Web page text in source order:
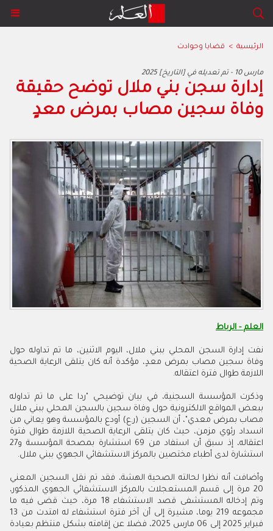
الرئيسية > قضايا وحوادث
2025 مارس 10 - تم تعديله في [التاريخ]
إدارة سجن بني ملال توضح حقيقة
وفاة سجين مصاب بمرض معدٍ
العلم - الرباط
نفت إدارة السجن المحلي ببني ملال، اليوم الاثنين، ما تم تداوله حول
وفاة سجين مصاب بمرض معدٍ، مؤكدة أنه كان يتلقى الرعاية الصحية
اللازمة طوال فترة اعتقاله.
وذكرت المؤسسة السجنية، في بيان توضيحي "ردا على ما تم تداوله
ببعض المواقع الالكترونية حول وفاة سجين بالسجن المحلي ببني ملال
مصاب بمرض معدي"، أن السجين (ر.ع) أودع بالمؤسسة وهو يعاني من
انسداد رئوي مزمن، حيث كان يتلقى الرعاية الصحية اللازمة طوال فترة
اعتقاله، إذ سبق أن استفاد من 69 استشارة بمصحة المؤسسة و27
استشارة لدى أطباء مختصين بالمركز الاستشفائي الجهوي ببني ملال.
وأضافت أنه نظرا لحالته الصحية الهشة، فقد تم نقل السجين المعني
20 مرة إلى قسم المستعجلات بالمركز الاستشفائي الجهوي المذكور،
وتم إدخاله المستشفى قصد الاستشفاء 18 مرة، حيث قضى فيه ما
مجموعه 219 يوما، مشيرة إلى أن آخر فترة استشفاء له امتدت من 13
فبراير 2025 إلى 06 مارس 2025، فضلا عن إقامته بشكل منتظم بعيادة